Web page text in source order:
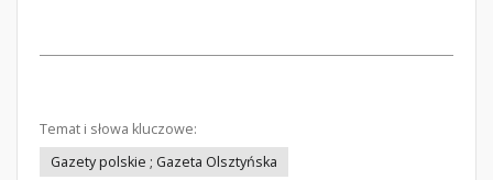
Temat i słowa kluczowe:
Gazety polskie ; Gazeta Olsztyńska